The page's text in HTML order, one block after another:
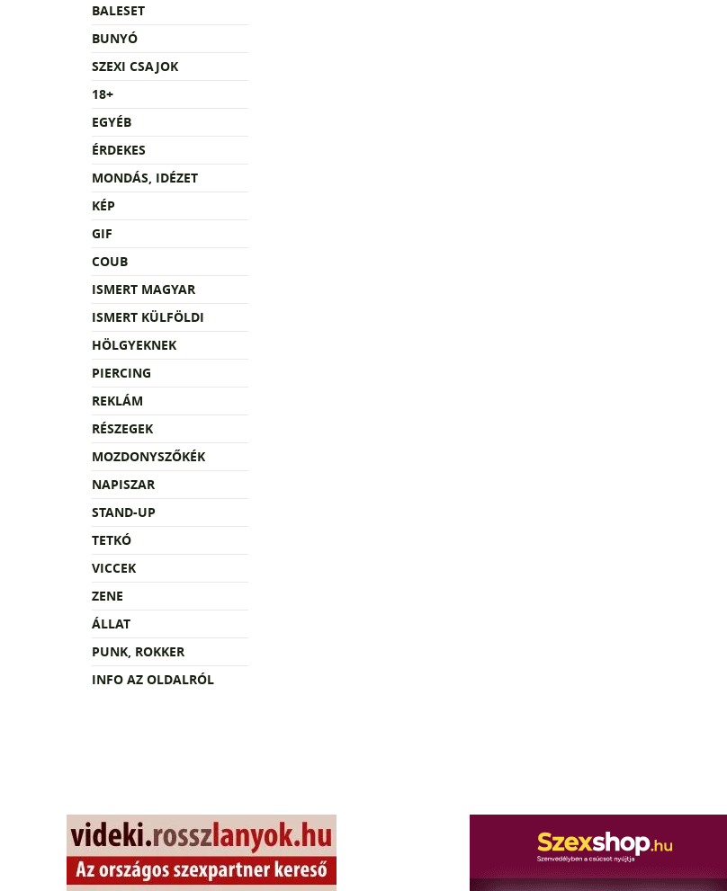
BALESET
BUNYÓ
SZEXI CSAJOK
18+
EGYÉB
ÉRDEKES
MONDÁS, IDÉZET
KÉP
GIF
COUB
ISMERT MAGYAR
ISMERT KÜLFÖLDI
HÖLGYEKNEK
PIERCING
REKLÁM
RÉSZEGEK
MOZDONYSZŐKÉK
NAPISZAR
STAND-UP
TETKÓ
VICCEK
ZENE
ÁLLAT
PUNK, ROKKER
INFO AZ OLDALRÓL